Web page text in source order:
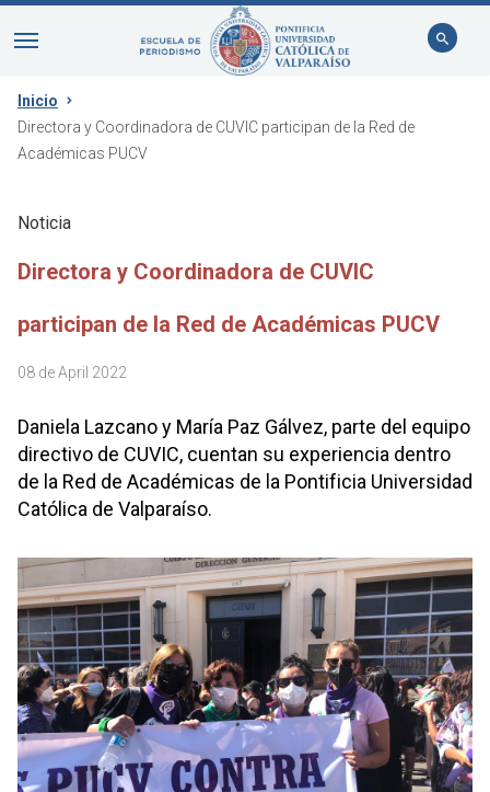
Inicio
Directora y Coordinadora de CUVIC participan de la Red de
Académicas PUCV
Noticia
Directora y Coordinadora de CUVIC
participan de la Red de Académicas PUCV
08 de April 2022
Daniela Lazcano y María Paz Gálvez, parte del equipo
directivo de CUVIC, cuentan su experiencia dentro
de la Red de Académicas de la Pontificia Universidad
Católica de Valparaíso.